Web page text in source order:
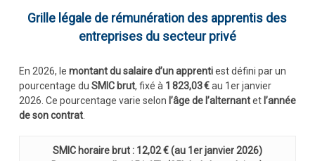
Grille légale de rémunération des apprentis des
entreprises du secteur privé
En 2026, le montant du salaire d’un apprentiest défini par un
pourcentage du SMIC brut, fixé à 1 823,03 €au 1er janvier
2026. Ce pourcentage varie selon l’âge de l’alternantet l’année
de son contrat.
SMIC horaire brut : 12,02€ (au 1er janvier 2026)